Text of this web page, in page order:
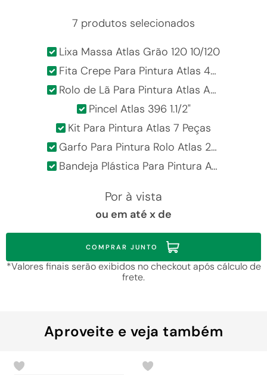
7 produtos selecionados
Lixa Massa Atlas Grão 120 10/120
Fita Crepe Para Pintura Atlas 48mm 50m
Rolo de Lã Para Pintura Atlas Antigota 321/10 23cm
Pincel Atlas 396 1.1/2"
Kit Para Pintura Atlas 7 Peças
Garfo Para Pintura Rolo Atlas 23Cm
Bandeja Plástica Para Pintura Atlas Preto 1523P 3,6L
Por à vista
ou em até x de
COMPRAR JUNTO
*Valores finais serão exibidos no checkout após cálculo de
frete.
Aproveite e veja também